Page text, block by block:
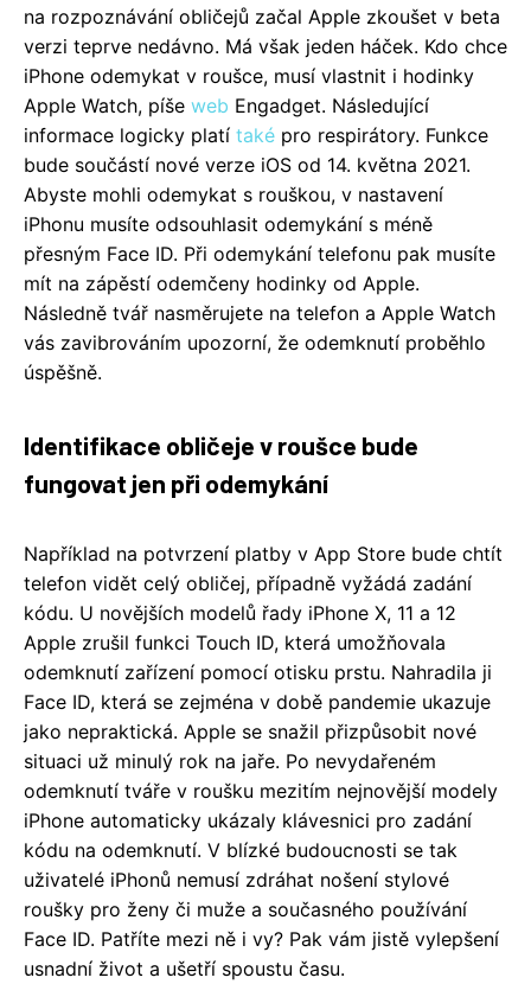
na rozpoznávání obličejů začal Apple zkoušet v beta
verzi teprve nedávno. Má však jeden háček. Kdo chce
iPhone odemykat v roušce, musí vlastnit i hodinky
Apple Watch, píše web Engadget. Následující
informace logicky platí také pro respirátory. Funkce
bude součástí nové verze iOS od 14. května 2021.
Abyste mohli odemykat s rouškou, v nastavení
iPhonu musíte odsouhlasit odemykání s méně
přesným Face ID. Při odemykání telefonu pak musíte
mít na zápěstí odemčeny hodinky od Apple.
Následně tvář nasměrujete na telefon a Apple Watch
vás zavibrováním upozorní, že odemknutí proběhlo
úspěšně.
Identifikace obličeje v roušce bude
fungovat jen při odemykání
Například na potvrzení platby v App Store bude chtít
telefon vidět celý obličej, případně vyžádá zadání
kódu. U novějších modelů řady iPhone X, 11 a 12
Apple zrušil funkci Touch ID, která umožňovala
odemknutí zařízení pomocí otisku prstu. Nahradila ji
Face ID, která se zejména v době pandemie ukazuje
jako nepraktická. Apple se snažil přizpůsobit nové
situaci už minulý rok na jaře. Po nevydařeném
odemknutí tváře v roušku mezitím nejnovější modely
iPhone automaticky ukázaly klávesnici pro zadání
kódu na odemknutí. V blízké budoucnosti se tak
uživatelé iPhonů nemusí zdráhat nošení stylové
roušky pro ženy či muže a současného používání
Face ID. Patříte mezi ně i vy? Pak vám jistě vylepšení
usnadní život a ušetří spoustu času.